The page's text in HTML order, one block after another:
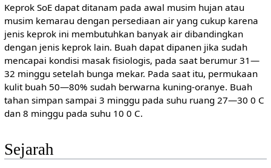
Keprok SoE dapat ditanam pada awal musim hujan atau
musim kemarau dengan persediaan air yang cukup karena
jenis keprok ini membutuhkan banyak air dibandingkan
dengan jenis keprok lain. Buah dapat dipanen jika sudah
mencapai kondisi masak fisiologis, pada saat berumur 31—
32 minggu setelah bunga mekar. Pada saat itu, permukaan
kulit buah 50—80% sudah berwarna kuning-oranye. Buah
tahan simpan sampai 3 minggu pada suhu ruang 27—30 0 C
dan 8 minggu pada suhu 10 0 C.
Sejarah